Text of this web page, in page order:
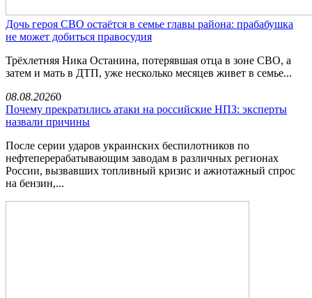
Дочь героя СВО остаётся в семье главы района: прабабушка
не может добиться правосудия
Трёхлетняя Ника Останина, потерявшая отца в зоне СВО, а
затем и мать в ДТП, уже несколько месяцев живет в семье...
08.08.20260
Почему прекратились атаки на российские НПЗ: эксперты
назвали причины
После серии ударов украинских беспилотников по
нефтеперерабатывающим заводам в различных регионах
России, вызвавших топливный кризис и ажиотажный спрос
на бензин,...